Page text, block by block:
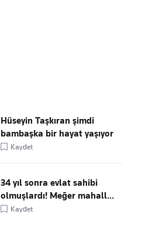
Hüseyin Taşkıran şimdi
bambaşka bir hayat yaşıyor
Kaydet
34 yıl sonra evlat sahibi
olmuşlardı! Meğer mahall...
Kaydet